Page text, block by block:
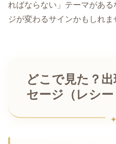
ればならない」テーマがあ
ジが変わるサインかもしれま
どこで見た？
セージ（レシー